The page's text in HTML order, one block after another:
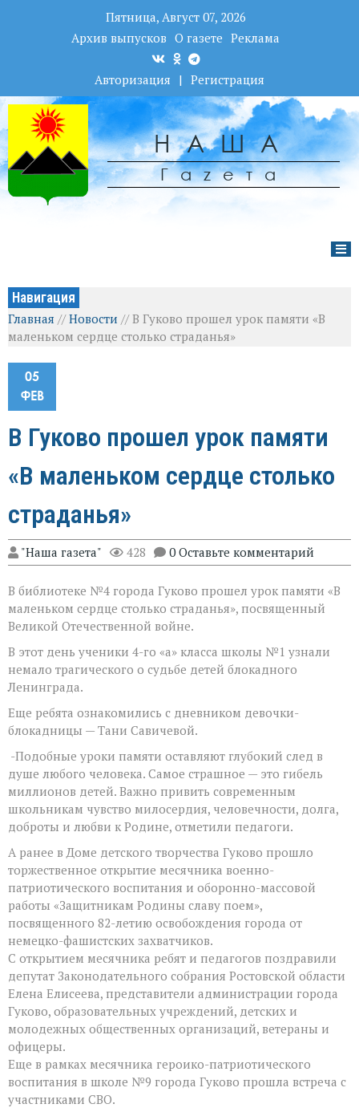
Пятница, Август 07, 2026
Архив выпусков О газете Реклама
Авторизация | Регистрация
НАША
Гаzета
Навигация
Главная //Новости //В Гуково прошел урок памяти «В
маленьком сердце столько страданья»
05
ФЕВ
В Гуково прошел урок памяти
«В маленьком сердце столько
страданья»
"Наша газета" 428 0 Оставьте комментарий
В библиотеке №4 города Гуково прошел урок памяти «В
маленьком сердце столько страданья», посвященный
Великой Отечественной войне.
В этот день ученики 4-го «а» класса школы №1 узнали
немало трагического о судьбе детей блокадного
Ленинграда.
Еще ребята ознакомились с дневником девочки-
блокадницы — Тани Савичевой.
-Подобные уроки памяти оставляют глубокий след в
душе любого человека. Самое страшное — это гибель
миллионов детей. Важно привить современным
школьникам чувство милосердия, человечности, долга,
доброты и любви к Родине, отметили педагоги.
А ранее в Доме детского творчества Гуково прошло
торжественное открытие месячника военно-
патриотического воспитания и оборонно-массовой
работы «Защитникам Родины славу поем»,
посвященного 82-летию освобождения города от
немецко-фашистских захватчиков.
С открытием месячника ребят и педагогов поздравили
депутат Законодательного собрания Ростовской области
Елена Елисеева, представители администрации города
Гуково, образовательных учреждений, детских и
молодежных общественных организаций, ветераны и
офицеры.
Еще в рамках месячника героико-патриотического
воспитания в школе №9 города Гуково прошла встреча с
участниками СВО.